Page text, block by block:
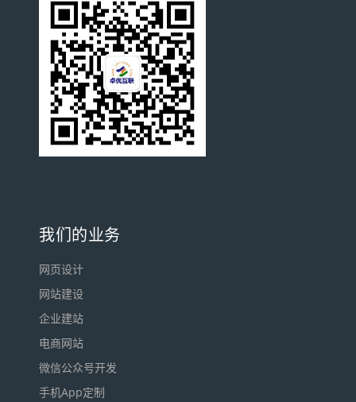
我们的业务
网页设计
网站建设
企业建站
电商网站
微信公众号开发
手机App定制